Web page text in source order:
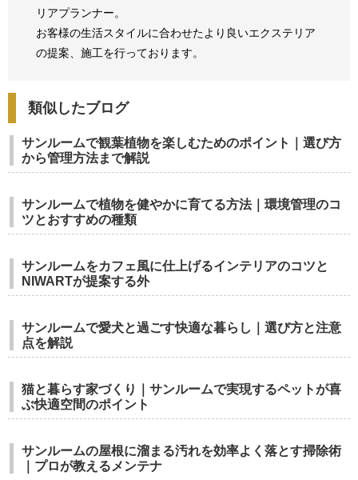
リアプランナー。
お客様の生活スタイルに合わせたより良いエクステリア
の提案、 施工を行っております。
類似したブログ
サンルームで観葉植物を楽しむためのポイント｜選び方
から管理方法まで解説
サンルームで植物を健やかに育てる方法｜環境管理のコ
ツとおすすめの種類
サンルームをカフェ風に仕上げるインテリアのコツと
NIWARTが提案する外
サンルームで愛犬と過ごす快適な暮らし｜選び方と注意
点を解説
猫と暮らす家づくり｜サンルームで実現するペットが喜
ぶ快適空間のポイント
サンルームの屋根に溜まる汚れを効率よく落とす掃除術
｜プロが教えるメンテナ